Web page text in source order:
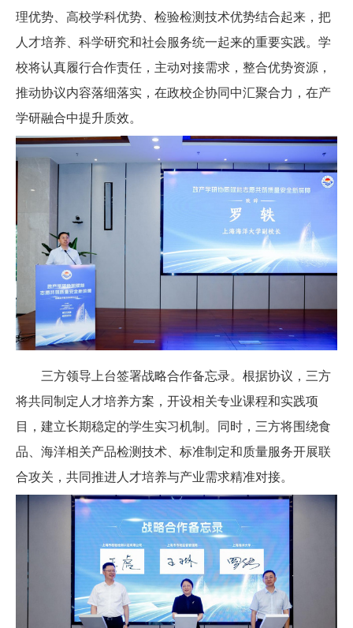
理优势、高校学科优势、检验检测技术优势结合起来，把
人才培养、科学研究和社会服务统一起来的重要实践。学
校将认真履行合作责任，主动对接需求，整合优势资源，
推动协议内容落细落实，在政校企协同中汇聚合力，在产
学研融合中提升质效。
三方领导上台签署战略合作备忘录。根据协议，三方
将共同制定人才培养方案，开设相关专业课程和实践项
目，建立长期稳定的学生实习机制。同时，三方将围绕食
品、海洋相关产品检测技术、标准制定和质量服务开展联
合攻关，共同推进人才培养与产业需求精准对接。